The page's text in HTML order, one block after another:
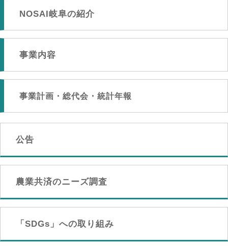
NOSAI岐阜の紹介
事業内容
事業計画・総代会・統計年報
公告
農業共済のニーズ調査
「SDGs」への取り組み